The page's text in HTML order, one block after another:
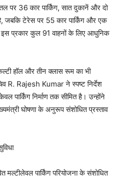
पर 36 कार पार्किंग, सात दुकानें और दो
जबकि टेरेस पर 55 कार पार्किंग और एक
इस प्रकार कुल 91 वाहनों के लिए आधुनिक
हॉल और तीन क्लास रूम का भी
R. Rajesh Kumar ने स्पष्ट निर्देश
पार्किंग निर्माण तक सीमित है। उन्होंने
घोषणा के अनुरूप संशोधित प्रस्ताव
मल्टीलेवल पार्किंग परियोजना के संशोधित